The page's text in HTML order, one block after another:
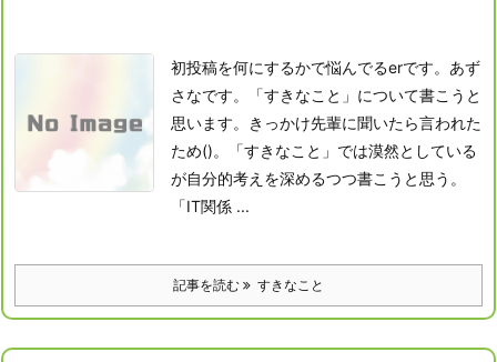
初投稿を何にするかで悩んでるerです。あず
さなです。「すきなこと」について書こうと
思います。
きっかけ先輩に聞いたら言われた
ため()。「すきなこと」では漠然としている
が自分的考えを深めるつつ書こうと思う。
「IT関係 ...
記事を読む すきなこと